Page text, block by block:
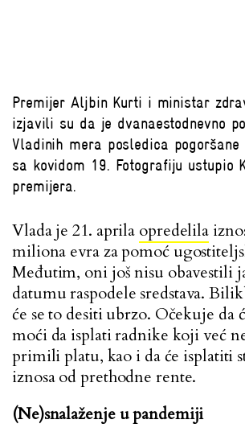
Premijer Aljbin Kurti i ministar
izjavili su da je dvanaestodnevno
Vladinih mera posledica
sa kovidom 19. Fotografiju ustupio
premijera.
Vlada je 21. aprila opredelila
miliona evra za pomoć
Međutim, oni još nisu obavestili
datumu raspodele sredstava.
će se to desiti ubrzo. Očekuje da
moći da isplati radnike koji već
primili platu, kao i da će isplatiti
iznosa od prethodne rente.
(Ne)snalaženje u pandemiji